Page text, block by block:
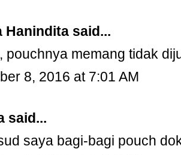
Hanindita said...
pouchnya memang tidak
8, 2016 at 7:01 AM
said...
saya bagi-bagi pouch